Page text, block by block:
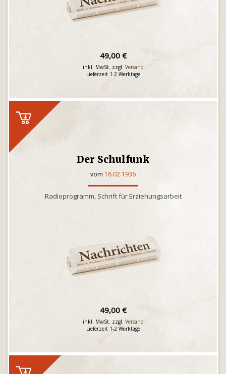
49,00 €
inkl. MwSt. zzgl. Versand
Lieferzeit 1-2 Werktage
Der Schulfunk
vom 16.02.1936
Radioprogramm, Schrift für Erziehungsarbeit
49,00 €
inkl. MwSt. zzgl. Versand
Lieferzeit 1-2 Werktage